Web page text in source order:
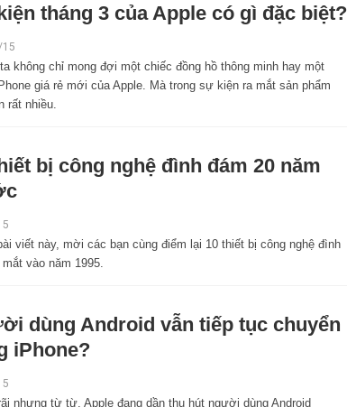
tháng 3 của Apple có gì đặc biệt?
không chỉ mong đợi một chiếc đồng hồ thông minh hay một
giá rẻ mới của Apple. Mà trong sự kiện ra mắt sản phẩm
rất nhiều.
bị công nghệ đình đám 20 năm
viết này, mời các bạn cùng điểm lại 10 thiết bị công nghệ đình
vào năm 1995.
dùng Android vẫn tiếp tục chuyển
iPhone?
nhưng từ từ, Apple đang dần thu hút người dùng Android